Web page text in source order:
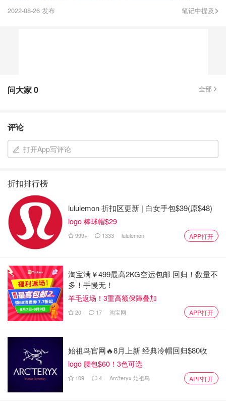
2022-08-26 发布
笔记中提及
问大家0 全部
评论
打开App写评论
折扣排行榜
lululemon 折扣区更新 | 白女手包$39(原$48)
logo 棒球帽$29
999+ 1333 lululemon APP打开
淘宝满￥499最高2KG空运包邮 回归！数量不
多！手慢无！
羊毛返场！3重高额保障叠加
20 17 淘宝网 APP打开
始祖鸟官网🔥8月上新 经典冷帽回归$80收
logo 腰包$60！3色可选
109 4 Arc'teryx 始祖鸟 APP打开